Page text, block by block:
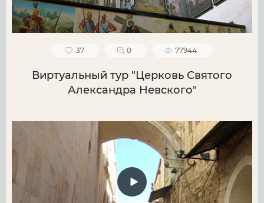
37 0 77944
Виртуальный тур "Церковь Святого
Александра Невского"